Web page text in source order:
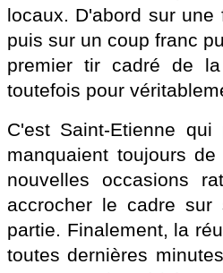
locaux. D'abord sur
puis sur un coup franc
premier tir cadré de
toutefois pour
C'est Saint-Etienne
manquaient toujours
nouvelles occasions
accrocher le cadre sur
partie. Finalement, la
toutes dernières